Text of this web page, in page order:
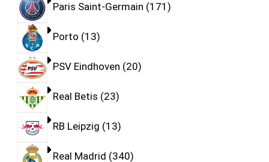
Paris Saint-Germain 171
Porto 13
PSV Eindhoven 20
Real Betis 23
RB Leipzig 13
Real Madrid 340